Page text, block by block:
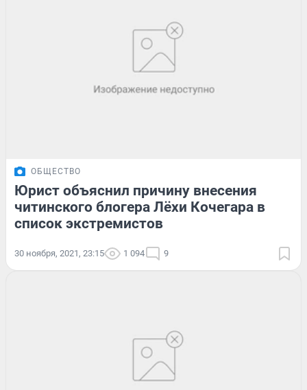
ОБЩЕСТВО
Юрист объяснил причину внесения
читинского блогера Лёхи Кочегара в
список экстремистов
30 ноября, 2021, 23:15 1 094 9